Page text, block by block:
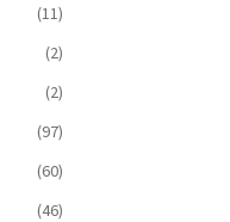
(11)
(2)
(2)
(97)
(60)
(46)